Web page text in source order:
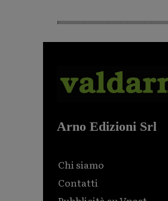
Arno Edizioni Srl
Chi siamo
Contatti